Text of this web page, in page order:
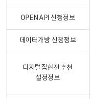
OPEN API 신청정보
데이터개방 신청정보
디지털집현전 추천
설정정보